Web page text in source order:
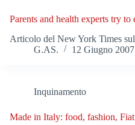
Parents and health experts try to
Articolo del New York Times
G.AS.
12 Giugno 2007
Inquinamento
Made in Italy: food, fashion,